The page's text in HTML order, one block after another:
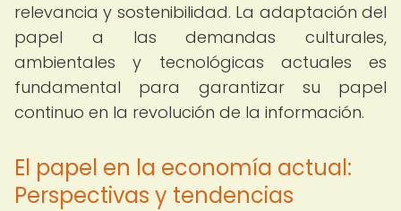
relevancia y sostenibilidad. La adaptación del
papel a las demandas culturales,
ambientales y tecnológicas actuales es
fundamental para garantizar su papel
continuo en la revolución de la información.
El papel en la economía actual:
Perspectivas y tendencias